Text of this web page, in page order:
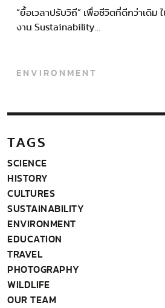
“ยื้อเวลาปรับวิถี” เพื่อชีวิตที่ดีกว่าเดิม ใ
งาน Sustainability…
ENVIRONMENT
TAGS
SCIENCE
HISTORY
CULTURES
SUSTAINABILITY
ENVIRONMENT
EDUCATION
TRAVEL
PHOTOGRAPHY
WILDLIFE
OUR TEAM